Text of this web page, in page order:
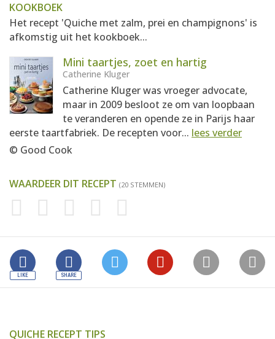
KOOKBOEK
Het recept 'Quiche met zalm, prei en champignons' is
afkomstig uit het kookboek...
Mini taartjes, zoet en hartig
Catherine Kluger
Catherine Kluger was vroeger advocate,
maar in 2009 besloot ze om van loopbaan
te veranderen en opende ze in Parijs haar
eerste taartfabriek. De recepten voor... lees verder
© Good Cook
WAARDEER DIT RECEPT (20 STEMMEN)
QUICHE RECEPT TIPS